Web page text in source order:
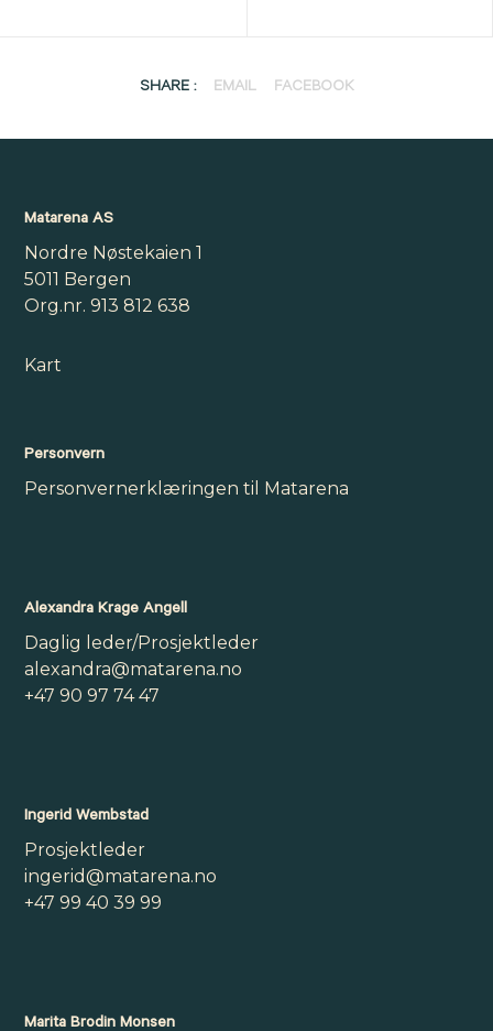
SHARE : EMAIL FACEBOOK
Matarena AS
Nordre Nøstekaien 1
5011 Bergen
Org.nr. 913 812 638
Kart
Personvern
Personvernerklæringen til Matarena
Alexandra Krage Angell
Daglig leder/Prosjektleder
alexandra@matarena.no
+47 90 97 74 47
Ingerid Wembstad
Prosjektleder
ingerid@matarena.no
+47 99 40 39 99
Marita Brodin Monsen